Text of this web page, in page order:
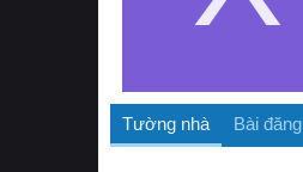
Tường nhà Bài đăng